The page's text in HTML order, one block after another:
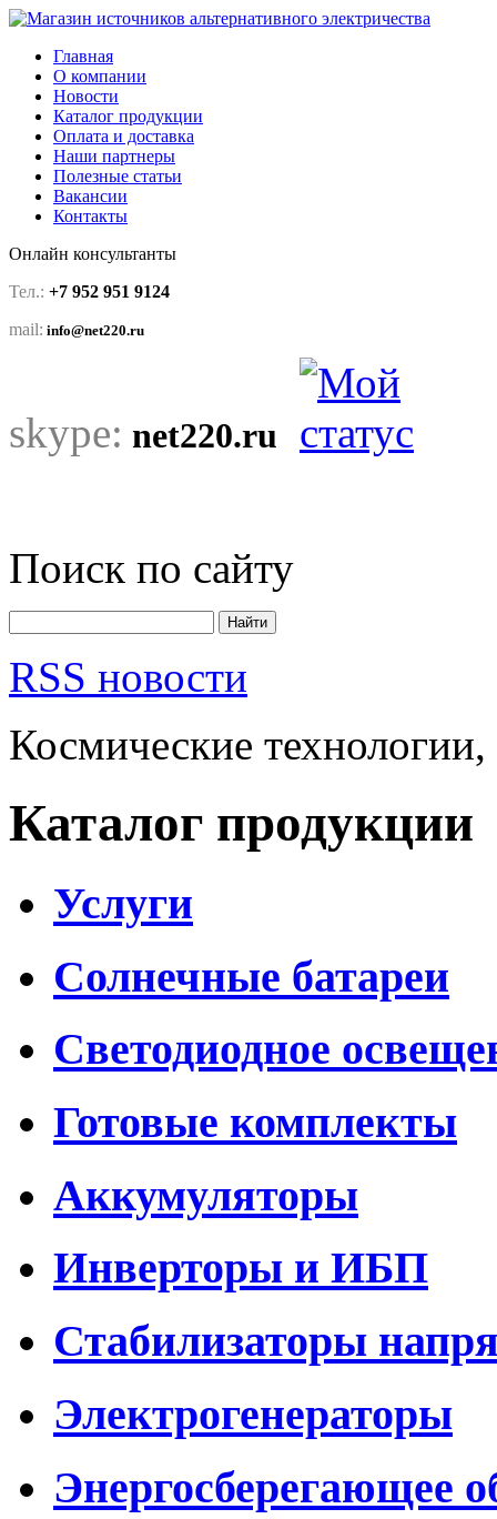
Главная
О компании
Новости
Каталог продукции
Оплата и доставка
Наши партнеры
Полезные статьи
Вакансии
Контакты
Онлайн консультанты
Тел.: +7 952 951 9124
mail: info@net220.ru
skype: net220.ru
Поиск по сайту
RSS новости
Космические технологии,
Каталог продукции
Услуги
Солнечные батареи
Светодиодное
Готовые комплекты
Аккумуляторы
Инверторы и ИБП
Стабилизаторы
Электрогенераторы
Энергосберегающее